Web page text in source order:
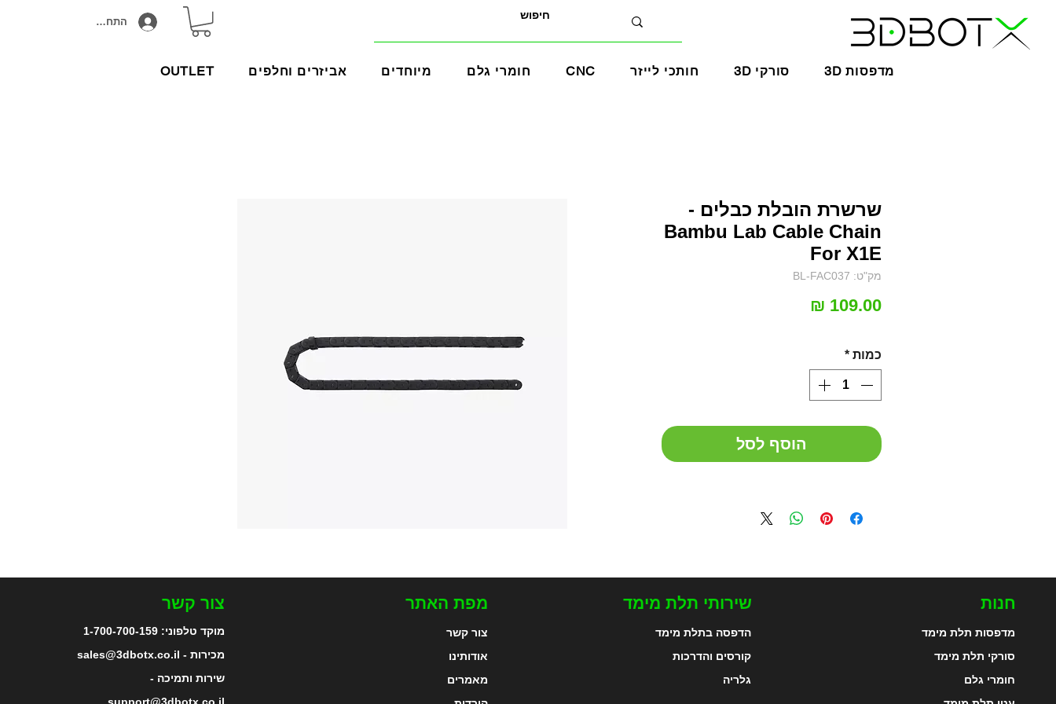
התחבר/הירשם
OUTLET אביזרים וחלפים מיוחדים חומרי גלם CNC חותכי לייזר 3D סורקי 3D מדפסות
שרשרת הובלת כבלים -
Bambu Lab Cable Chain
For X1E
מק"ט: BL-FAC037
כמות *
הוסף לסל
צור קשר
מוקד טלפוני:1-700-700-159
מכירות - sales@3dbotx.co.il
שירות ותמיכה -
support@3dbotx.co.il
מפת האתר
צור קשר
אודותינו
מאמרים
שירותי תלת מימד
הדפסה בתלת מימד
קורסים והדרכות
גלריה
חנות
מדפסות תלת מימד
סורקי תלת מימד
חומרי גלם